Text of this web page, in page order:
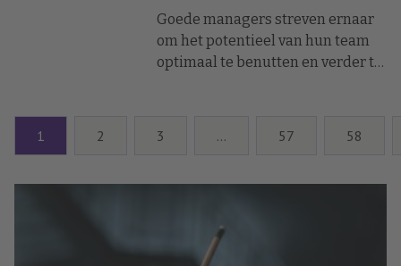
Goede managers streven ernaar
om het potentieel van hun team
optimaal te benutten en verder te
betere prestaties. Toch blijkt het
in de praktijk lastig om een lerend
1 2 3 … 57 58